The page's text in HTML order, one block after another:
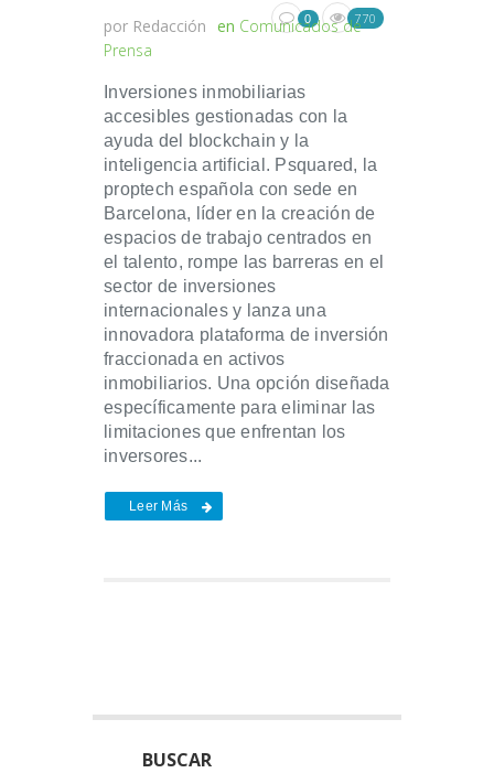
por Redacción en Comunicados de
Prensa
0 770
Inversiones inmobiliarias
accesibles gestionadas con la
ayuda del blockchain y la
inteligencia artificial. Psquared, la
proptech española con sede en
Barcelona, líder en la creación de
espacios de trabajo centrados en
el talento, rompe las barreras en el
sector de inversiones
internacionales y lanza una
innovadora plataforma de inversión
fraccionada en activos
inmobiliarios. Una opción diseñada
específicamente para eliminar las
limitaciones que enfrentan los
inversores...
Leer Más
BUSCAR